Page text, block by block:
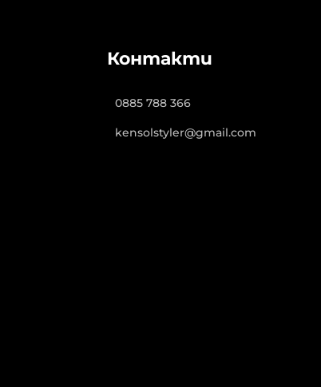
Контакти
0885 788 366
kensolstyler@gmail.com